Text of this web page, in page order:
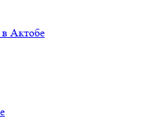
Актобе